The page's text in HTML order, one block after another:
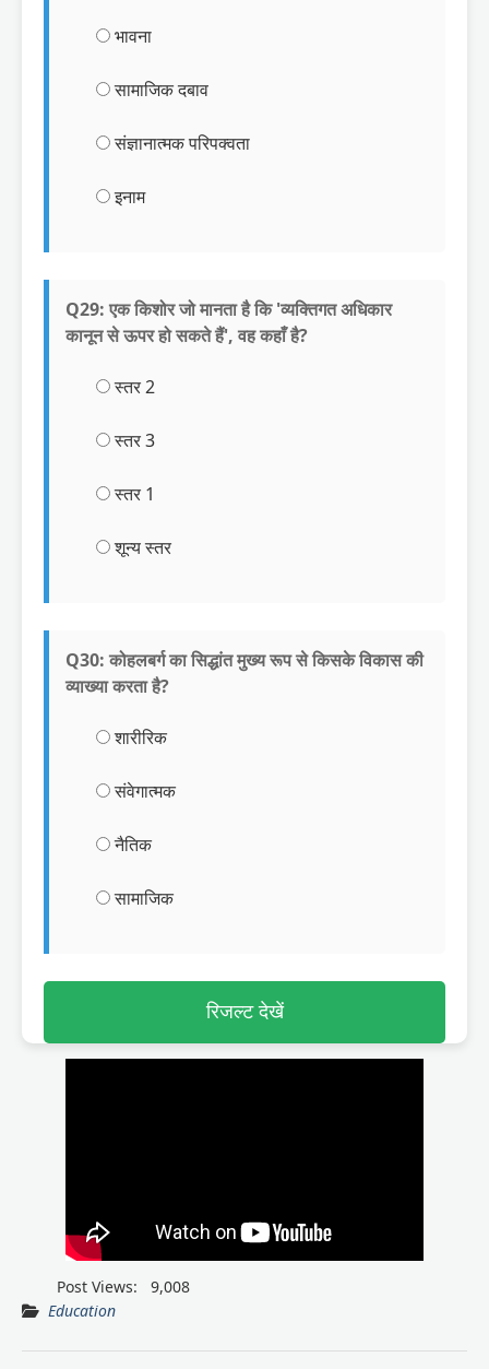
भावना
सामाजिक दबाव
संज्ञानात्मक परिपक्वता
इनाम
Q29: एक किशोर जो मानता है कि 'व्यक्तिगत अधिकार
कानून से ऊपर हो सकते हैं', वह कहाँ है?
स्तर 2
स्तर 3
स्तर 1
शून्य स्तर
Q30: कोहलबर्ग का सिद्धांत मुख्य रूप से किसके विकास की
व्याख्या करता है?
शारीरिक
संवेगात्मक
नैतिक
सामाजिक
रिजल्ट देखें
Post Views:
9,008
Education